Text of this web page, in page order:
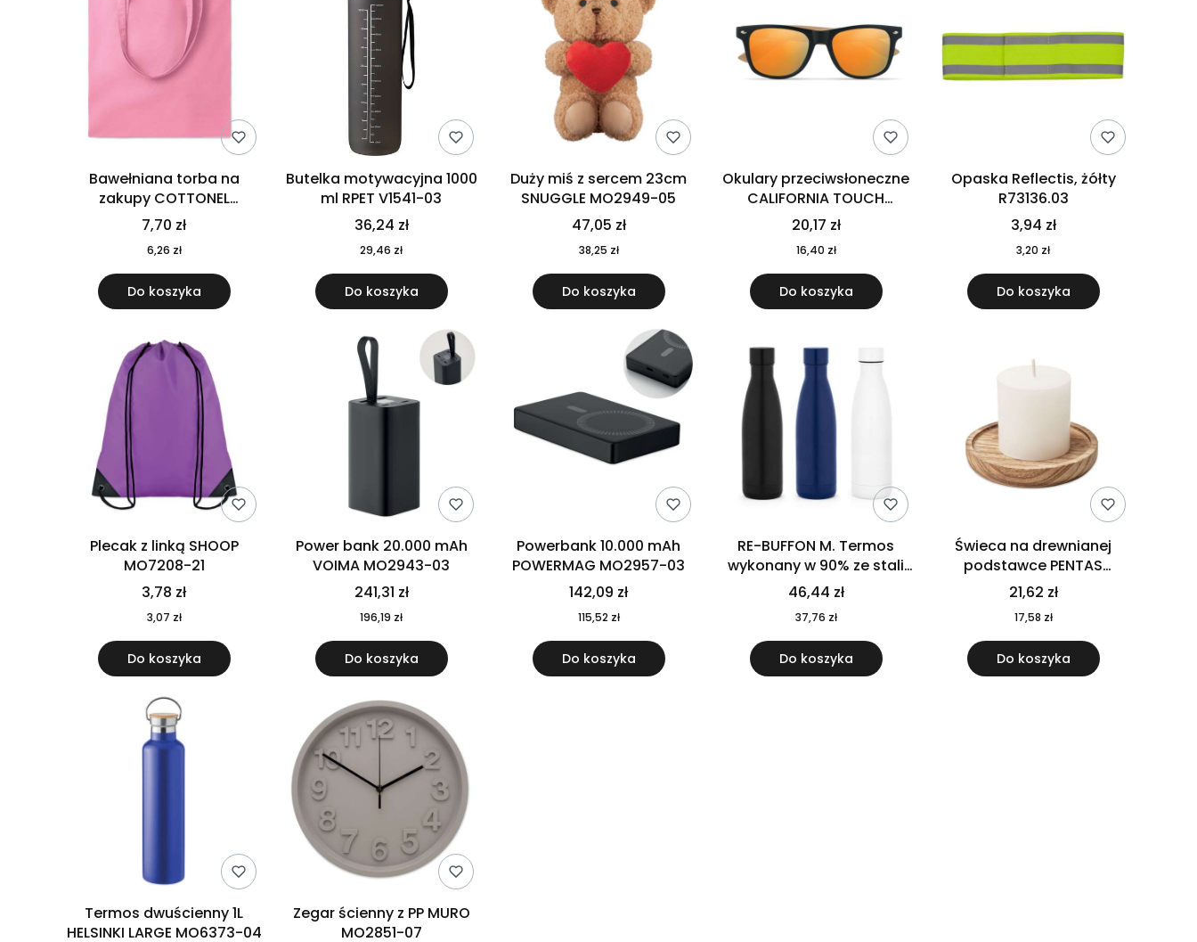
Bawełniana torba na
zakupy COTTONEL
COLOUR++ MO9846-11
7,70 zł
6,26 zł
Do koszyka
Butelka motywacyjna 1000
ml RPET V1541-03
36,24 zł
29,46 zł
Do koszyka
Duży miś z sercem 23cm
SNUGGLE MO2949-05
47,05 zł
38,25 zł
Do koszyka
Okulary przeciwsłoneczne
CALIFORNIA TOUCH
MO9617-10
20,17 zł
16,40 zł
Do koszyka
Opaska Reflectis, żółty
R73136.03
3,94 zł
3,20 zł
Do koszyka
Plecak z linką SHOOP
MO7208-21
3,78 zł
3,07 zł
Do koszyka
Power bank 20.000 mAh
VOIMA MO2943-03
241,31 zł
196,19 zł
Do koszyka
Powerbank 10.000 mAh
POWERMAG MO2957-03
142,09 zł
115,52 zł
Do koszyka
RE-BUFFON M. Termos
wykonany w 90% ze stali
nierdzewnej pochodzącej z
recyklingu 520 ml 94294
46,44 zł
37,76 zł
Do koszyka
Świeca na drewnianej
podstawce PENTAS
MO6282-40
21,62 zł
17,58 zł
Do koszyka
Termos dwuścienny 1L
HELSINKI LARGE MO6373-04
Zegar ścienny z PP MURO
MO2851-07